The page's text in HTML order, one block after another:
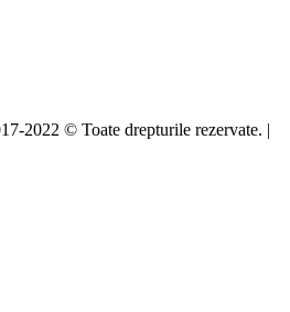
2022 © Toate drepturile rezervate. |